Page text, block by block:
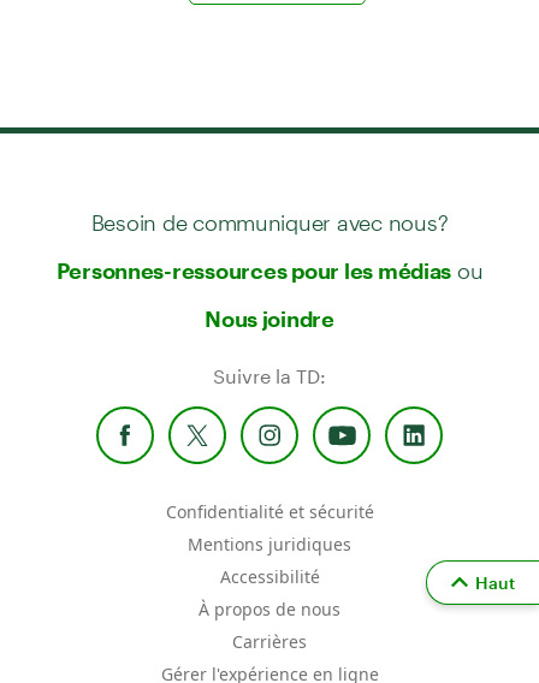
Besoin de communiquer avec nous?
Personnes-ressources pour les médias ou
Nous joindre
Suivre la TD:
Confidentialité et sécurité
Mentions juridiques
Accessibilité
À propos de nous
Carrières
Gérer l'expérience en ligne
Haut